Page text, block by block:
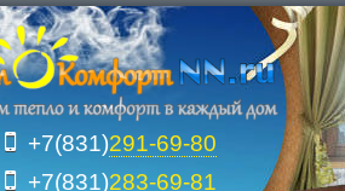
+7(831)291-69-80
+7(831)283-69-81